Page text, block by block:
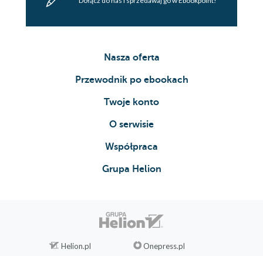
Nasza oferta
Przewodnik po ebookach
Twoje konto
O serwisie
Współpraca
Grupa Helion
Helion.pl Onepress.pl